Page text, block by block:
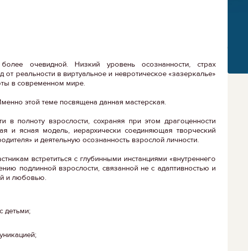
очевидной. Низкий уровень осознанности, страх
реальности в виртуальное и невротическое «зазеркалье»
в современном мире.
этой теме посвящена данная мастерская.
в полноту взрослости, сохраняя при этом драгоценности
и ясная модель, иерархически соединяющая творческий
и деятельную осознанность взрослой личности.
встретиться с глубинными инстанциями «внутреннего
подлинной взрослости, связанной не с адаптивностью и
и любовью.
детьми;